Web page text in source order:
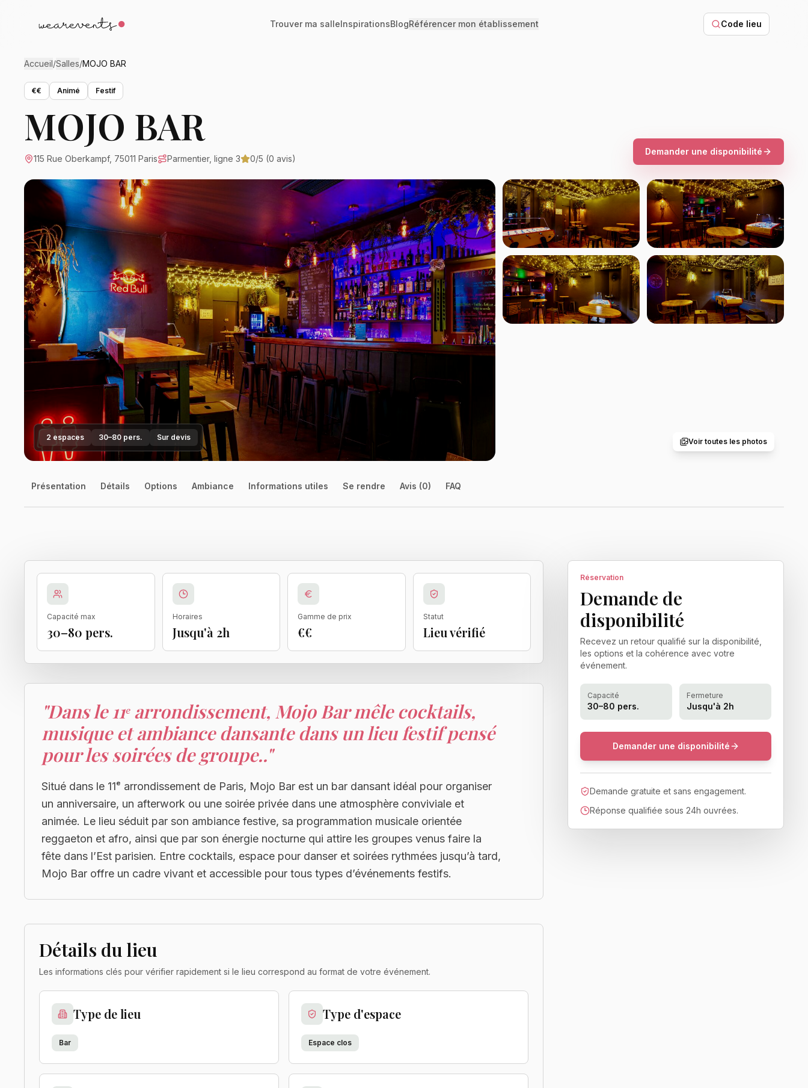
Trouver ma salleInspirationsBlogRéférencer mon établissement Code lieu
Accueil/Salles/MOJO BAR
€€ Animé Festif
MOJO BAR
115 Rue Oberkampf, 75011 Paris Parmentier, ligne 3 0/5 (0 avis)
Demander une disponibilité
2 espaces 30–80 pers. Sur devis Voir toutes les photos
Présentation Détails Options Ambiance Informations utiles Se rendre Avis (0) FAQ
Capacité max
30–80 pers.
Horaires
Jusqu'à 2h
Gamme de prix
€€
Statut
Lieu vérifié
"Dans le 11ᵉ arrondissement, Mojo Bar mêle cocktails,
musique et ambiance dansante dans un lieu festif pensé
pour les soirées de groupe.."
Situé dans le 11ᵉ arrondissement de Paris, Mojo Bar est un bar dansant idéal pour organiser
un anniversaire, un afterwork ou une soirée privée dans une atmosphère conviviale et
animée. Le lieu séduit par son ambiance festive, sa programmation musicale orientée
reggaeton et afro, ainsi que par son énergie nocturne qui attire les groupes venus faire la
fête dans l’Est parisien. Entre cocktails, espace pour danser et soirées rythmées jusqu’à tard,
Mojo Bar offre un cadre vivant et accessible pour tous types d’événements festifs.
Détails du lieu
Les informations clés pour vérifier rapidement si le lieu correspond au format de votre événement.
Type de lieu
Bar
Type d'espace
Espace clos
Réservation
Demande de
disponibilité
Recevez un retour qualifié sur la disponibilité,
les options et la cohérence avec votre
événement.
Capacité
30–80 pers.
Fermeture
Jusqu'à 2h
Demander une disponibilité
Demande gratuite et sans engagement.
Réponse qualifiée sous 24h ouvrées.